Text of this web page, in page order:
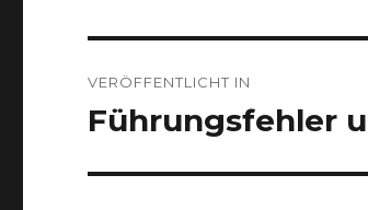
VERÖFFENTLICHT IN
Führungsfehler